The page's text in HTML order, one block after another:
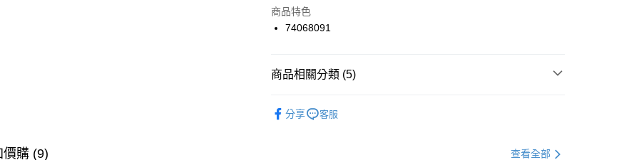
上海商業儲蓄銀行
國泰世華商業銀行
聯邦商業銀行
台新國際商業銀行
Apple Pay
【關於「AFTEE先享後付」】
商品特色
74068091
商品相關分類 (5)
分享 客服
價購 (9) 查看全部